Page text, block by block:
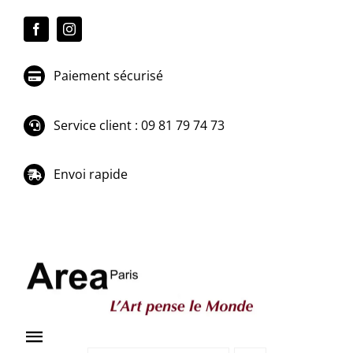
Paiement sécurisé
Service client : 09 81 79 74 73
Envoi rapide